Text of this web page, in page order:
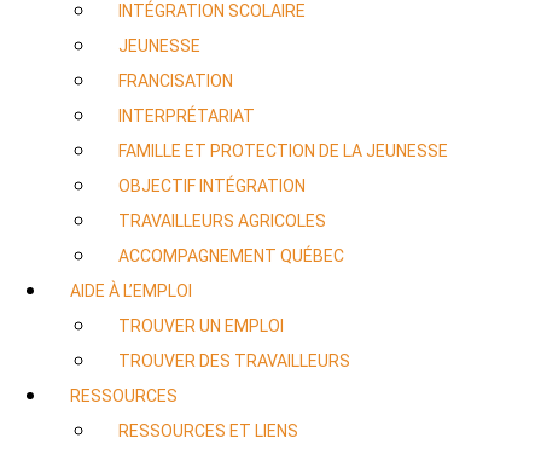
INTÉGRATION SCOLAIRE
JEUNESSE
FRANCISATION
INTERPRÉTARIAT
FAMILLE ET PROTECTION DE LA JEUNESSE
OBJECTIF INTÉGRATION
TRAVAILLEURS AGRICOLES
ACCOMPAGNEMENT QUÉBEC
AIDE À L’EMPLOI
TROUVER UN EMPLOI
TROUVER DES TRAVAILLEURS
RESSOURCES
RESSOURCES ET LIENS